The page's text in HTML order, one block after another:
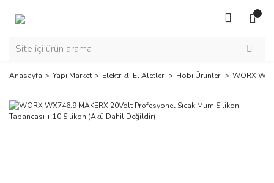
Anasayfa Yapı Market Elektrikli El Aletleri Hobi Ürünleri WORX